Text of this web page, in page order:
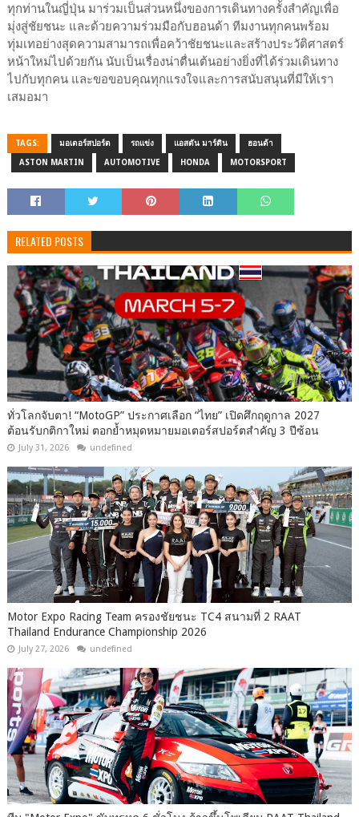
ทุกท่านในญี่ปุ่น มาร่วมเป็นส่วนหนึ่งของการเดินทางครั้งสำคัญเพื่อ
มุ่งสู่ชัยชนะ และด้วยความร่วมมือกับฮอนด้า ทีมงานทุกคนพร้อม
ทุ่มเทอย่างสุดความสามารถเพื่อคว้าชัยชนะและสร้างประวัติศาสตร์
หน้าใหม่ไปด้วยกัน นับเป็นเรื่องน่าตื่นเต้นอย่างยิ่งที่ได้ร่วมเดินทาง
ไปกับทุกคน และขอขอบคุณทุกแรงใจและการสนับสนุนที่มีให้เรา
เสมอมา
TAGS: มอเตอร์สปอร์ต รถแข่ง แอสตัน มาร์ติน ฮอนด้า
ASTON MARTIN AUTOMOTIVE HONDA MOTORSPORT
RELATED POSTS
ทั่วโลกจับตา! “MotoGP” ประกาศเลือก “ไทย” เปิดศึกฤดูกาล 2027
ต้อนรับกติกาใหม่ ตอกย้ำหมุดหมายมอเตอร์สปอร์ตสำคัญ 3 ปีซ้อน
July 31, 2026 undefined
Motor Expo Racing Team ครองชัยชนะ TC4 สนามที่ 2 RAAT
Thailand Endurance Championship 2026
July 27, 2026 undefined